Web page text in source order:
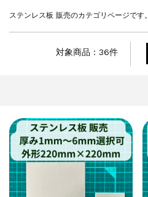
ステンレス板 販売のカテゴリページです。
対象商品：36件